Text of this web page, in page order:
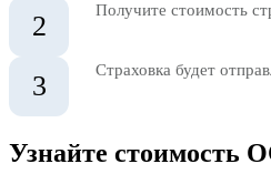
2 Получите стоимость
3 Страховка будет
Узнайте стоимость